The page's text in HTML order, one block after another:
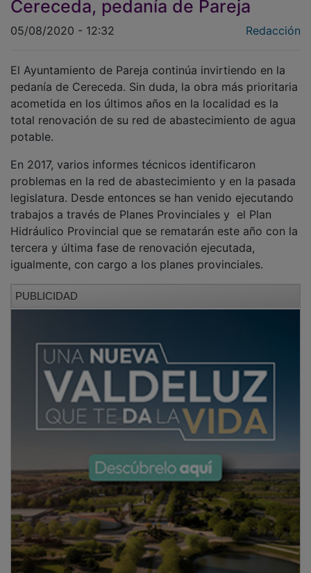
pedanía de Cereceda. Sin duda, la obra más prioritaria
acometida en los últimos años en la localidad es la
total renovación de su red de abastecimiento de agua
potable.
problemas en la red de abastecimiento y en la pasada
legislatura. Desde entonces se han venido ejecutando
trabajos a través de Planes Provinciales y el Plan
Hidráulico Provincial que se rematarán este año con la
tercera y última fase de renovación ejecutada,
igualmente, con cargo a los planes provinciales.